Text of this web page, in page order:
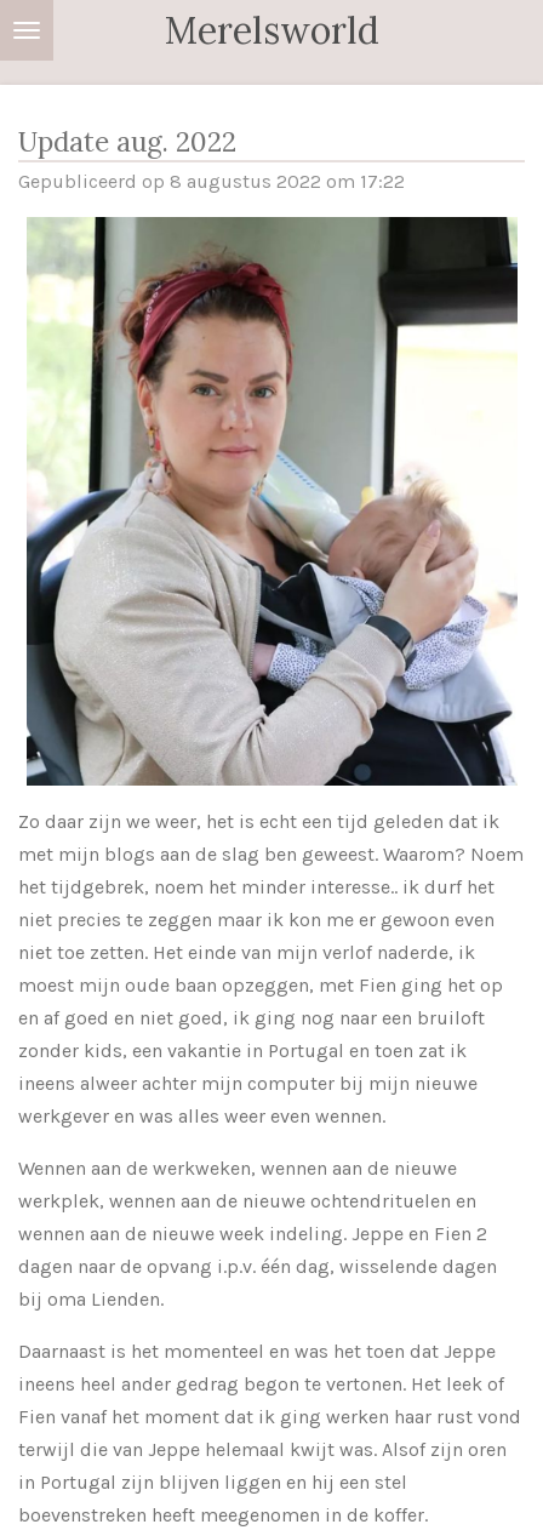
Ga
direct
hoofdinhoud
Merelsworld
Update aug. 2022
Gepubliceerd op 8 augustus 2022 om 17:22
Zo daar zijn we weer, het is echt een tijd geleden dat ik
met mijn blogs aan de slag ben geweest. Waarom? Noem
het tijdgebrek, noem het minder interesse.. ik durf het
niet precies te zeggen maar ik kon me er gewoon even
niet toe zetten. Het einde van mijn verlof naderde, ik
moest mijn oude baan opzeggen, met Fien ging het op
en af goed en niet goed, ik ging nog naar een bruiloft
zonder kids, een vakantie in Portugal en toen zat ik
ineens alweer achter mijn computer bij mijn nieuwe
werkgever en was alles weer even wennen.
Wennen aan de werkweken, wennen aan de nieuwe
werkplek, wennen aan de nieuwe ochtendrituelen en
wennen aan de nieuwe week indeling. Jeppe en Fien 2
dagen naar de opvang i.p.v. één dag, wisselende dagen
bij oma Lienden.
Daarnaast is het momenteel en was het toen dat Jeppe
ineens heel ander gedrag begon te vertonen. Het leek of
Fien vanaf het moment dat ik ging werken haar rust vond
terwijl die van Jeppe helemaal kwijt was. Alsof zijn oren
in Portugal zijn blijven liggen en hij een stel
boevenstreken heeft meegenomen in de koffer.